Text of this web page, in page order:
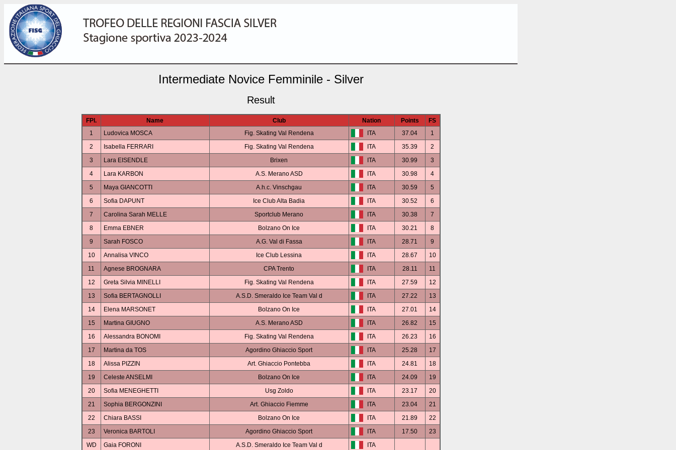
Intermediate Novice Femminile - Silver
Result
FPl. Name Club Nation Points
FS
1
Ludovica MOSCA Fig. Skating Val Rendena ITA 37.04
1
2
Isabella FERRARI Fig. Skating Val Rendena ITA 35.39
2
3
Lara EISENDLE Brixen ITA 30.99
3
4
Lara KARBON A.S. Merano ASD ITA 30.98
4
5
Maya GIANCOTTI A.h.c. Vinschgau ITA 30.59
5
6
Sofia DAPUNT Ice Club Alta Badia ITA 30.52
6
7
Carolina Sarah MELLE Sportclub Merano ITA 30.38
7
8
Emma EBNER Bolzano On Ice ITA 30.21
8
9
Sarah FOSCO A.G. Val di Fassa ITA 28.71
9
10
Annalisa VINCO Ice Club Lessina ITA 28.67
10
11
Agnese BROGNARA CPA Trento ITA 28.11
11
12
Greta Silvia MINELLI Fig. Skating Val Rendena ITA 27.59
12
13
Sofia BERTAGNOLLI A.S.D. Smeraldo Ice Team Val d ITA 27.22
13
14
Elena MARSONET Bolzano On Ice ITA 27.01
14
15
Martina GIUGNO A.S. Merano ASD ITA 26.82
15
16
Alessandra BONOMI Fig. Skating Val Rendena ITA 26.23
16
17
Martina da TOS Agordino Ghiaccio Sport ITA 25.28
17
18
Alissa PIZZIN Art. Ghiaccio Pontebba ITA 24.81
18
19
Celeste ANSELMI Bolzano On Ice ITA 24.09
19
20
Sofia MENEGHETTI Usg Zoldo ITA 23.17
20
21
Sophia BERGONZINI Art. Ghiaccio Fiemme ITA 23.04
21
22
Chiara BASSI Bolzano On Ice ITA 21.89
22
23
Veronica BARTOLI Agordino Ghiaccio Sport ITA 17.50
23
WD
Gaia FORONI A.S.D. Smeraldo Ice Team Val d ITA